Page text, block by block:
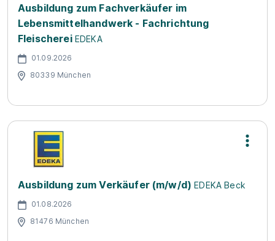
Ausbildung zum Fachverkäufer im
Lebensmittelhandwerk - Fachrichtung
Fleischerei EDEKA
01.09.2026
80339 München
Ausbildung zum Verkäufer (m/w/d) EDEKA Beck
01.08.2026
81476 München